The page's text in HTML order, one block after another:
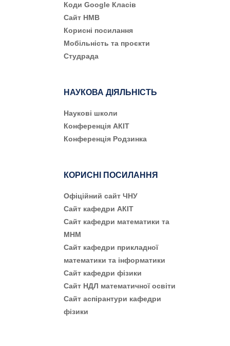
Коди Google Класів
Сайт НМВ
Корисні посилання
Мобільність та проєкти
Студрада
НАУКОВА ДІЯЛЬНІСТЬ
Наукові школи
Конференція АКІТ
Конференція Родзинка
КОРИСНІ ПОСИЛАННЯ
Офіційний сайт ЧНУ
Сайт кафедри АКІТ
Сайт кафедри математики та
МНМ
Сайт кафедри прикладної
математики та інформатики
Сайт кафедри фізики
Сайт НДЛ математичної освіти
Сайт аспірантури кафедри
фізики